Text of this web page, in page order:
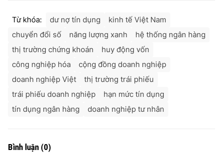
Từ khóa: dư nợ tín dụng
kinh tế Việt Nam
chuyển đổi số
năng lượng xanh
hệ thống ngân hàng
thị trường chứng khoán
huy động vốn
công nghiệp hóa
cộng đồng doanh nghiệp
doanh nghiệp Việt
thị trường trái phiếu
trái phiếu doanh nghiệp
hạn mức tín dụng
tín dụng ngân hàng
doanh nghiệp tư nhân
Bình luận (0)